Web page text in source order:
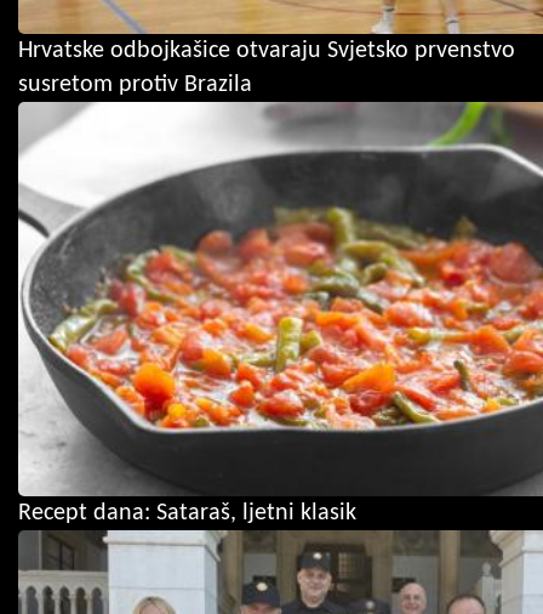
Hrvatske odbojkašice otvaraju Svjetsko prvenstvo
susretom protiv Brazila
Recept dana: Sataraš, ljetni klasik